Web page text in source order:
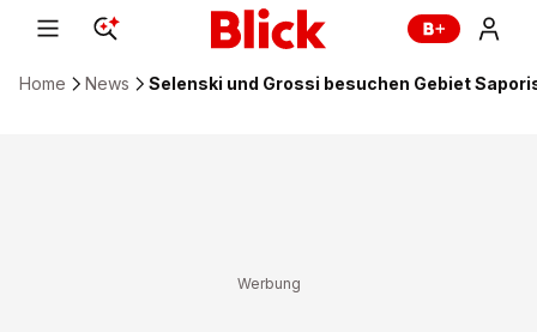
Home News Selenski und Grossi besuchen Gebiet